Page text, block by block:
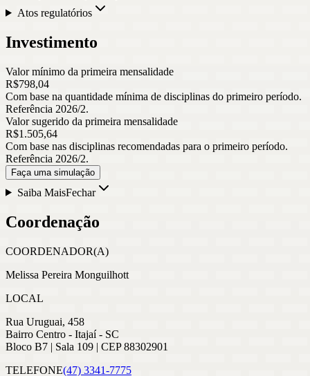
Atos regulatórios
Investimento
Valor mínimo da primeira mensalidade
R$798,04
Com base na quantidade mínima de disciplinas do primeiro período.
Referência 2026/2.
Valor sugerido da primeira mensalidade
R$1.505,64
Com base nas disciplinas recomendadas para o primeiro período.
Referência 2026/2.
Faça uma simulação
Saiba MaisFechar
Coordenação
COORDENADOR(A)
Melissa Pereira Monguilhott
LOCAL
Rua Uruguai, 458
Bairro Centro - Itajaí - SC
Bloco B7 | Sala 109 | CEP 88302901
TELEFONE(47) 3341-7775